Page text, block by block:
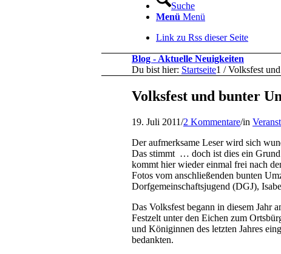
Suche
Menü Menü
Link zu Rss dieser Seite
Blog - Aktuelle Neuigkeiten
Du bist hier: Startseite1 / Volksfest
Volksfest und bunter
19. Juli 2011/2 Kommentare/in
Der aufmerksame Leser wird sich
Das stimmt … doch ist dies ein Grund
kommt hier wieder einmal frei nach
Fotos vom anschließenden bunten
Dorfgemeinschaftsjugend (DGJ),
Das Volksfest begann in diesem Jahr
Festzelt unter den Eichen zum
und Königinnen des letzten Jahres
bedankten.